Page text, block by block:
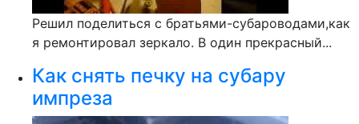
Решил поделиться с братьями-субароводами,как
я ремонтировал зеркало. В один прекрасный...
Как снять печку на субару
импреза